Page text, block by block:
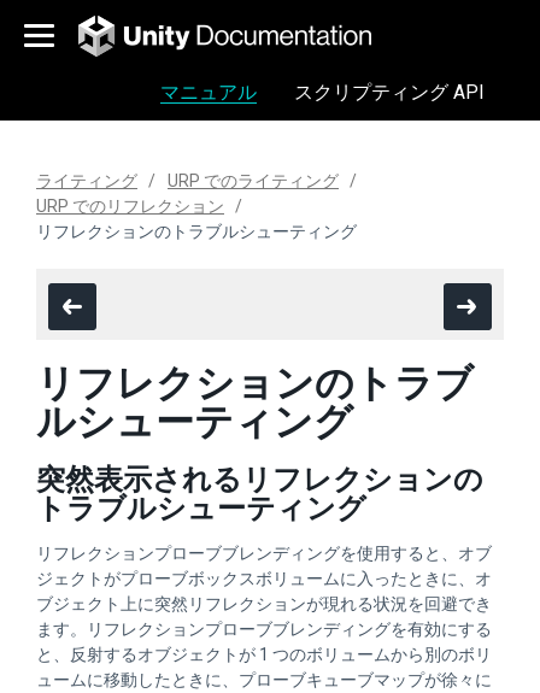
マニュアル スクリプティング API
ライティング
URP でのライティング
URP でのリフレクション
リフレクションのトラブルシューティング
リフレクションのトラブ
ルシューティング
突然表示されるリフレクションの
トラブルシューティング
リフレクションプローブブレンディングを使用すると、オブ
ジェクトがプローブボックスボリュームに入ったときに、オ
ブジェクト上に突然リフレクションが現れる状況を回避でき
ます。リフレクションプローブブレンディングを有効にする
と、反射するオブジェクトが 1 つのボリュームから別のボリ
ュームに移動したときに、プローブキューブマップが徐々に